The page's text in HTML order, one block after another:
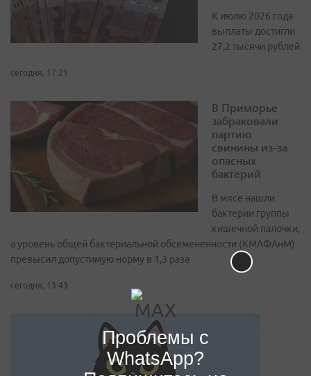
К июлю 2026 года
выплаты достигли
27,2 тысячи рублей
сегодня, 17:21
В Приморье
забраковали
партию
свинины из-за
опасных
бактерий
В мясе нашли
бактерии группы
кишечной палочки,
а уровень общей бактериальной обсемененности (КМАФАнМ)
превысил допустимую норму в 1,3 раза
сегодня, 13:43
Проблемы с
WhatsApp?